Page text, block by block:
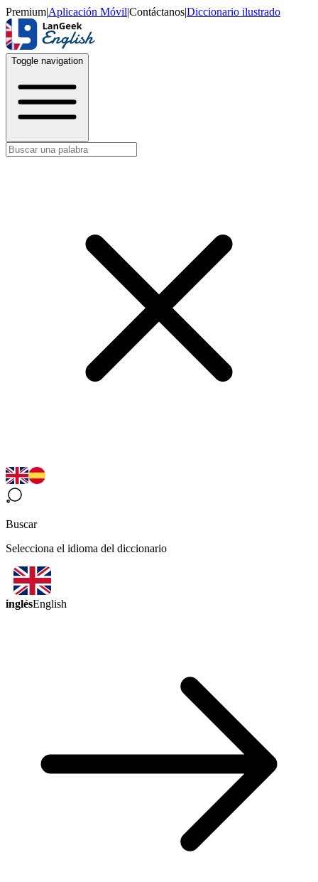
Premium|Aplicación Móvil|Contáctanos|Diccionario ilustrado
Toggle navigation
Buscar
Selecciona el idioma del diccionario
inglésEnglish